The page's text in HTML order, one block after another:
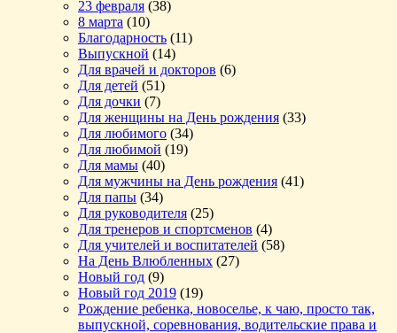
23 февраля (38)
8 марта (10)
Благодарность (11)
Выпускной (14)
Для врачей и докторов (6)
Для детей (51)
Для дочки (7)
Для женщины на День рождения (33)
Для любимого (34)
Для любимой (19)
Для мамы (40)
Для мужчины на День рождения (41)
Для папы (34)
Для руководителя (25)
Для тренеров и спортсменов (4)
Для учителей и воспитателей (58)
На День Влюбленных (27)
Новый год (9)
Новый год 2019 (19)
Рождение ребенка, новоселье, к чаю, просто так,
выпускной, соревнования, водительские права и